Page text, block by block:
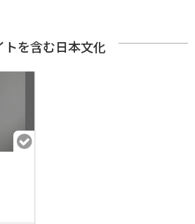
を含む日本文化